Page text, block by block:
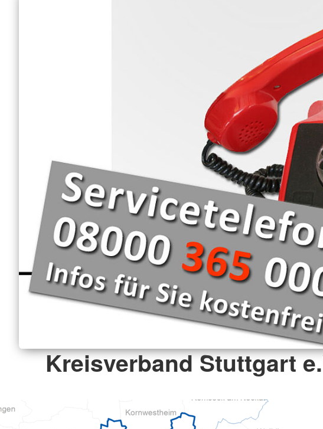
Kreisverband Stuttgart